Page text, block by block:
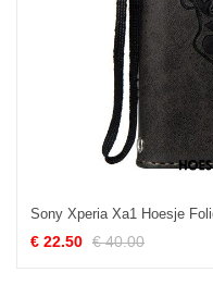
€ 22.50 € 40.00